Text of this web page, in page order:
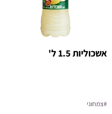
אשכוליות 1.5 ל'
#צמחוני